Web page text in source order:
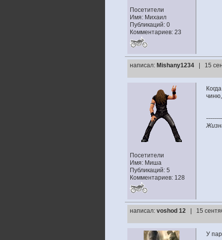
Посетители
Имя: Михаил
Публикаций: 0
Комментариев: 23
написал: Mishany1234 | 15
Посетители
Имя: Миша
Публикаций: 5
Комментариев: 128
написал: voshod 12 | 15
У